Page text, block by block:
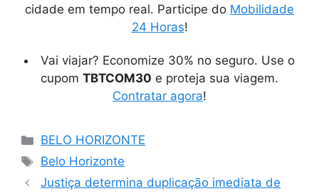
cidade em tempo real. Participe do Mobilidade
24 Horas!
Vai viajar? Economize 30% no seguro. Use o
cupom TBTCOM30 e proteja sua viagem.
Contratar agora!
Categorias
BELO HORIZONTE
Tags
Belo Horizonte
Justiça determina duplicação imediata de